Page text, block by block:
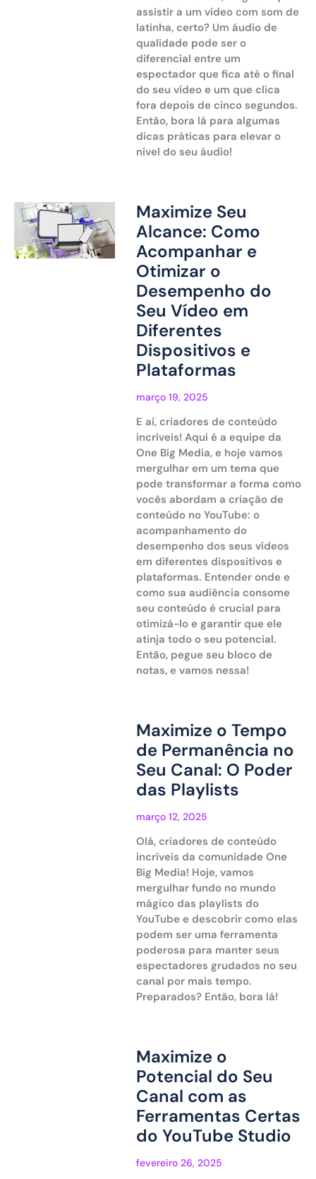
assistir a um vídeo com som de
latinha, certo? Um áudio de
qualidade pode ser o
diferencial entre um
espectador que fica até o final
do seu vídeo e um que clica
fora depois de cinco segundos.
Então, bora lá para algumas
dicas práticas para elevar o
nível do seu áudio!
Maximize Seu
Alcance: Como
Acompanhar e
Otimizar o
Desempenho do
Seu Vídeo em
Diferentes
Dispositivos e
Plataformas
março 19, 2025
E aí, criadores de conteúdo
incríveis! Aqui é a equipe da
One Big Media, e hoje vamos
mergulhar em um tema que
pode transformar a forma como
vocês abordam a criação de
conteúdo no YouTube: o
acompanhamento do
desempenho dos seus vídeos
em diferentes dispositivos e
plataformas. Entender onde e
como sua audiência consome
seu conteúdo é crucial para
otimizá-lo e garantir que ele
atinja todo o seu potencial.
Então, pegue seu bloco de
notas, e vamos nessa!
Maximize o Tempo
de Permanência no
Seu Canal: O Poder
das Playlists
março 12, 2025
Olá, criadores de conteúdo
incríveis da comunidade One
Big Media! Hoje, vamos
mergulhar fundo no mundo
mágico das playlists do
YouTube e descobrir como elas
podem ser uma ferramenta
poderosa para manter seus
espectadores grudados no seu
canal por mais tempo.
Preparados? Então, bora lá!
Maximize o
Potencial do Seu
Canal com as
Ferramentas Certas
do YouTube Studio
fevereiro 26, 2025